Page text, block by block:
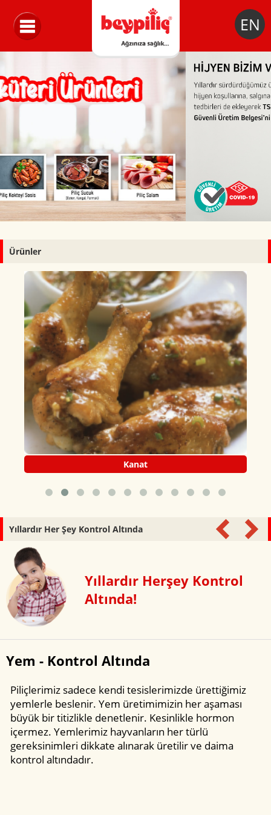
EN
Ürünler
Kanat
Yıllardır Her Şey Kontrol Altında
Yıllardır Herşey Kontrol
Altında!
Yem - Kontrol Altında
Piliçlerimiz sadece kendi tesislerimizde ürettiğimiz
yemlerle beslenir. Yem üretimimizin her aşaması
büyük bir titizlikle denetlenir. Kesinlikle hormon
içermez. Yemlerimiz hayvanların her türlü
gereksinimleri dikkate alınarak üretilir ve daima
kontrol altındadır.